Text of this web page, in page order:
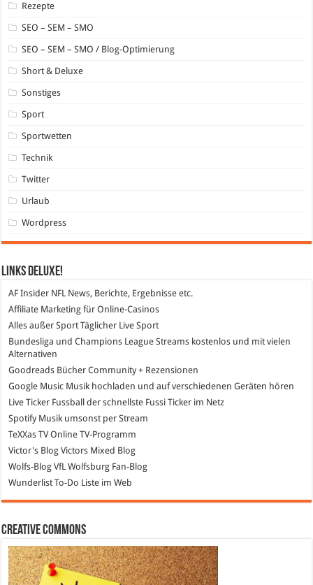
Rezepte
SEO – SEM – SMO
SEO – SEM – SMO / Blog-Optimierung
Short & Deluxe
Sonstiges
Sport
Sportwetten
Technik
Twitter
Urlaub
Wordpress
Links DeLuXe!
AF Insider NFL News, Berichte, Ergebnisse etc.
Affiliate Marketing für Online-Casinos
Alles außer SportTäglicher Live Sport
Bundesliga und Champions League Streams kostenlos und mit vielen
Alternativen
Goodreads Bücher Community + Rezensionen
Google Music Musik hochladen und auf verschiedenen Geräten hören
Live Ticker Fussball
der schnellste Fussi Ticker im Netz
SpotifyMusik umsonst per Stream
TeXXas TVOnline TV-Programm
Victor's Blog Victors Mixed Blog
Wolfs-Blog VfL Wolfsburg Fan-Blog
WunderlistTo-Do Liste im Web
Creative Commons